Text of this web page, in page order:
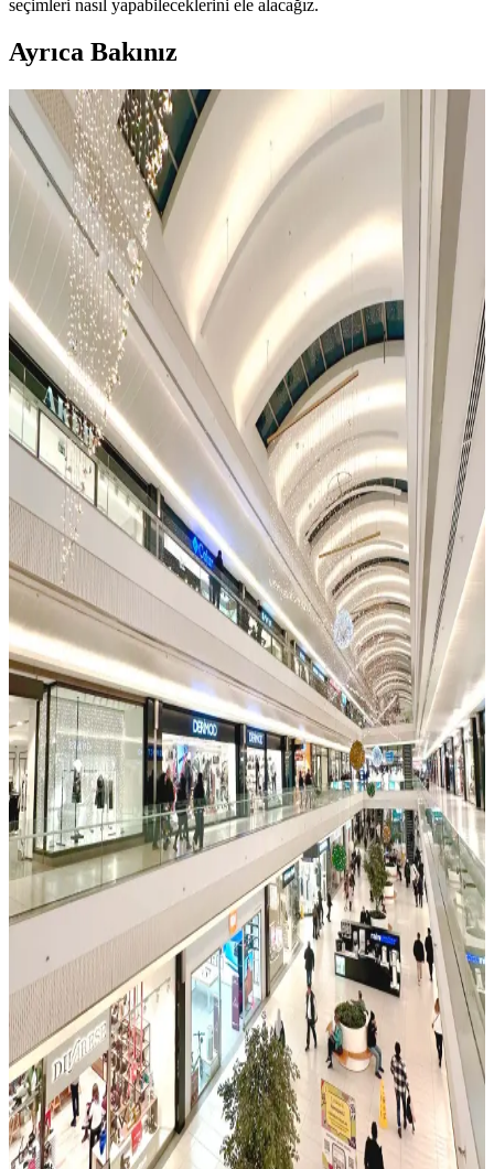
seçimleri nasıl yapabileceklerini ele alacağız.
Ayrıca Bakınız
Adidas Erkek Parkaları: Güncel ve Fonksiyonel
Tasarımlarla Kışa Hazırlık
Adidas erkek parkaları, şıklık ve fonksiyonelliği bir arada sunar. Su
ve rüzgar geçirmez özellikleriyle soğuk havalara karşı koruma
sağlar, modern tasarımlarıyla tarzınızı tamamlar.
Nike Lila Çanta Koleksiyonu: Modern ve
Fonksiyonel Renkli Çanta Seçenekleri
Nike'ın lila çanta koleksiyonu, şıklık ve fonksiyonelliği bir arada
sunar. Günlük ve spor kullanıma uygun çeşitli modelleriyle tarzınıza
renk katarken, pratiklik sağlar.
Messi çocuk kramponları: Performansı artıran ve
stil sahibi futbol ayakkabıları
Messi çocuk kramponları, şık tasarımı ve üstün performans
özellikleriyle küçük futbolcuların favorisi. Hafif, dayanıklı ve
konforlu yapısıyla sahada fark yaratır.
Erkek Sporcu Taytı Seçimi ve Performansı Artıran
Özellikleri
Erkek sporcu taytları, hareket özgürlüğü ve konfor sağlayarak
performansı artırır. Nefes alabilir, esnek ve şık modelleriyle spor ve
günlük kullanımda tercih edilir.
Kışlık Erkek Sweatshirtleri: Stil ve Konforu Bir
Arada Sunan Modeller
Kışlık erkek sweatshirtleri, sıcak tutan, dayanıklı ve şık tasarımlarla
gardırobunuzun vazgeçilmezleri arasında. Doğru model ve kaliteyle
soğuk havalarda rahat ve tarz sahibi olabilirsiniz.
Adidas Çocuk Şortları: Konfor ve Şıklığı Birleştiren
Güncel Modeller ve Özellikler
Adidas çocuk şortları, çeşitli renk ve modelleriyle hem şıklık hem de
konfor sunar. Dayanıklı, nefes alabilen kumaşlar ve uygun
fiyatlarıyla çocukların aktif yaşamını destekler.
Paris Saint Germain Tech Fleece: Spor ve Şıklığın
Modern Buluşması
Paris Saint Germain Tech Fleece, şıklık ve konforu bir araya getiren
modern spor giyim ürünleriyle tarzınızı yansıtır, dayanıklı ve çok
yönlü tasarımlarla şehir yaşamına uygun seçenekler sunar.